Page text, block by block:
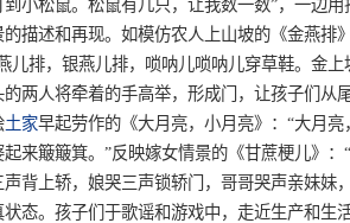
小松鼠。松鼠有几只，让我数一数”，一边
描述和再现。如模仿农人上山坡的《金燕排
儿排，银燕儿排，唢呐儿唢呐儿穿草鞋。金
两人将牵着的手高举，形成门，让孩子们从
土家早起劳作的《大月亮，小月亮》：“大月
来簸簸箕。”反映嫁女情景的《甘蔗梗儿》
背上轿，娘哭三声锁轿门，哥哥哭声亲妹妹
态。孩子们于歌谣和游戏中，走近生产和生